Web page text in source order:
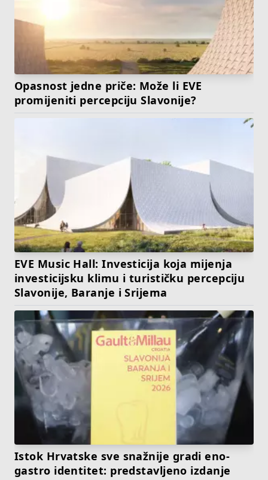
Opasnost jedne priče: Može li EVE
promijeniti percepciju Slavonije?
EVE Music Hall: Investicija koja mijenja
investicijsku klimu i turističku percepciju
Slavonije, Baranje i Srijema
Istok Hrvatske sve snažnije gradi eno-
gastro identitet: predstavljeno izdanje